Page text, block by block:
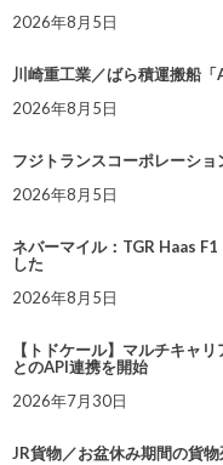
2026年8月5日
川崎重工業／ばら積運搬船
2026年8月5日
フジトランスコーポレーシ
2026年8月5日
ネバーマイル：TGR Haas
した
2026年8月5日
【トドケール】マルチキャ
とのAPI連携を開始
2026年7月30日
JR貨物／お盆休み期間の貨